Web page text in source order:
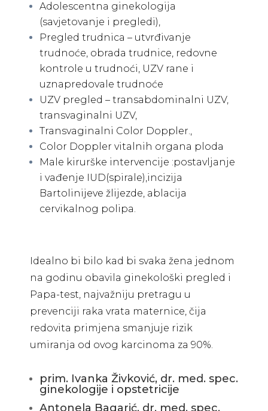
Adolescentna ginekologija
(savjetovanje i pregledi),
Pregled trudnica – utvrđivanje
trudnoće, obrada trudnice, redovne
kontrole u trudnoći, UZV rane i
uznapredovale trudnoće
UZV pregled – transabdominalni UZV,
transvaginalni UZV,
Transvaginalni Color Doppler.,
Color Doppler vitalnih organa ploda
Male kirurške intervencije :postavljanje
i vađenje IUD(spirale),incizija
Bartolinijeve žlijezde, ablacija
cervikalnog polipa.
Idealno bi bilo kad bi svaka žena jednom
na godinu obavila ginekološki pregled i
Papa-test, najvažniju pretragu u
prevenciji raka vrata maternice, čija
redovita primjena smanjuje rizik
umiranja od ovog karcinoma za 90%.
prim. Ivanka Živković, dr. med. spec.
ginekologije i opstetricije
Antonela Bagarić, dr. med. spec.